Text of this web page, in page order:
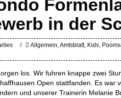
in der
Allgemein,Amtsblatt, Kids,
los. Wir fuhren knappe zwei
Open stattfanden. Es war
und unserer Trainerin Melanie